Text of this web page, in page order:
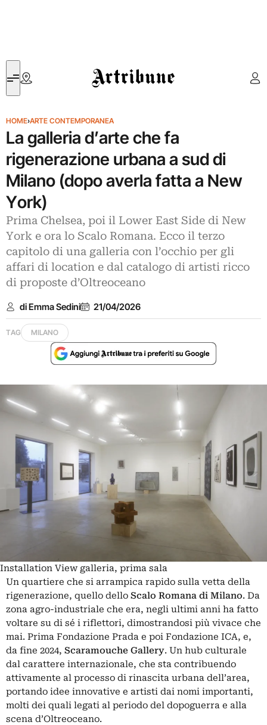
Artribune
HOME›ARTE CONTEMPORANEA
La galleria d’arte che fa
rigenerazione urbana a sud di
Milano (dopo averla fatta a New
York)
Prima Chelsea, poi il Lower East Side di New
York e ora lo Scalo Romana. Ecco il terzo
capitolo di una galleria con l’occhio per gli
affari di location e dal catalogo di artisti ricco
di proposte d’Oltreoceano
di Emma Sedini 21/04/2026
TAG MILANO
Installation View galleria, prima sala
Un quartiere che si arrampica rapido sulla vetta della
rigenerazione, quello dello Scalo Romana di Milano. Da
zona agro-industriale che era, negli ultimi anni ha fatto
voltare su di sé i riflettori, dimostrandosi più vivace che
mai. Prima Fondazione Prada e poi Fondazione ICA, e,
da fine 2024, Scaramouche Gallery. Un hub culturale
dal carattere internazionale, che sta contribuendo
attivamente al processo di rinascita urbana dell’area,
portando idee innovative e artisti dai nomi importanti,
molti dei quali legati al periodo del dopoguerra e alla
scena d’Oltreoceano.